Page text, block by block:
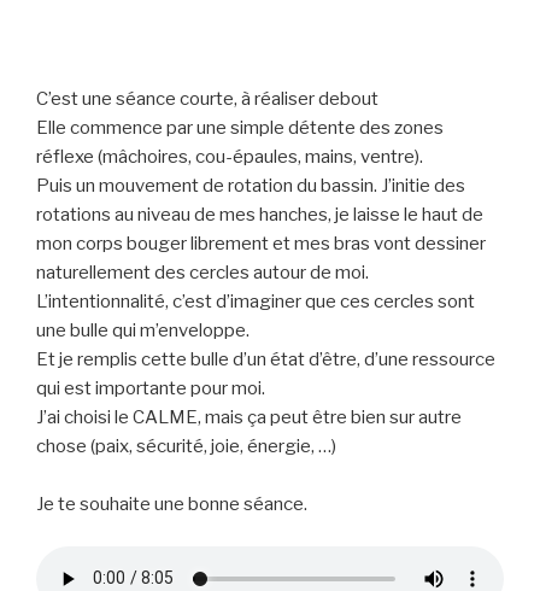
C’est une séance courte, à réaliser debout
Elle commence par une simple détente des zones
réflexe (mâchoires, cou-épaules, mains, ventre).
Puis un mouvement de rotation du bassin. J’initie des
rotations au niveau de mes hanches, je laisse le haut de
mon corps bouger librement et mes bras vont dessiner
naturellement des cercles autour de moi.
L’intentionnalité, c’est d’imaginer que ces cercles sont
une bulle qui m’enveloppe.
Et je remplis cette bulle d’un état d’être, d’une ressource
qui est importante pour moi.
J’ai choisi le CALME, mais ça peut être bien sur autre
chose (paix, sécurité, joie, énergie, …)
Je te souhaite une bonne séance.